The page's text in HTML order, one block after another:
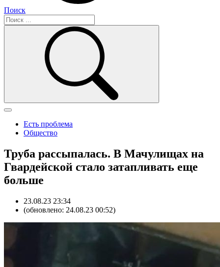
Поиск
Есть проблема
Общество
Труба рассыпалась. В Мачулищах на
Гвардейской стало затапливать еще
больше
23.08.23 23:34
(обновлено: 24.08.23 00:52)